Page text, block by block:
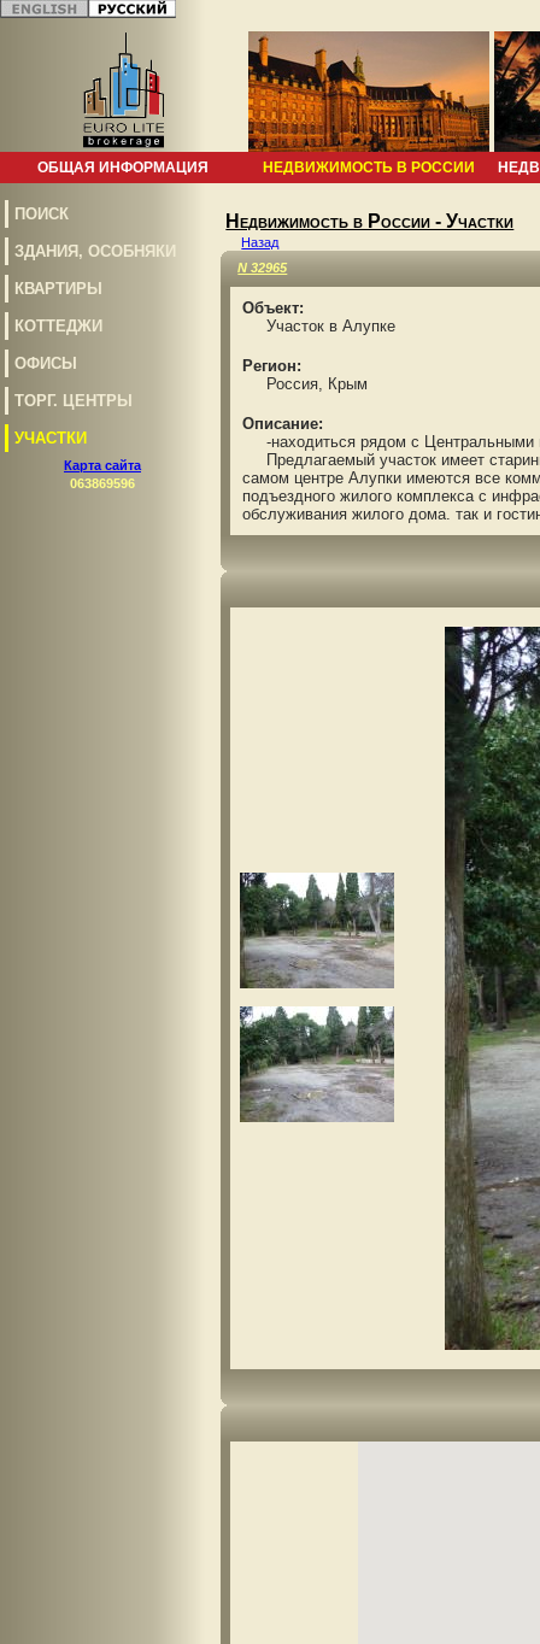
ОБЩАЯ ИНФОРМАЦИЯ НЕДВИЖИМОСТЬ В РОССИИ
ПОИСК
ЗДАНИЯ, ОСОБНЯКИ
КВАРТИРЫ
КОТТЕДЖИ
ОФИСЫ
ТОРГ. ЦЕНТРЫ
УЧАСТКИ
Карта сайта
063869596
Недвижимость в России - Участки
Назад
N 32965
Объект:
Участок в Алупке
Регион:
Россия, Крым
Описание:
-находиться рядом с Центральными
Предлагаемый участок имеет
самом центре Алупки имеются все
подъездного жилого комплекса с
обслуживания жилого дома. так и